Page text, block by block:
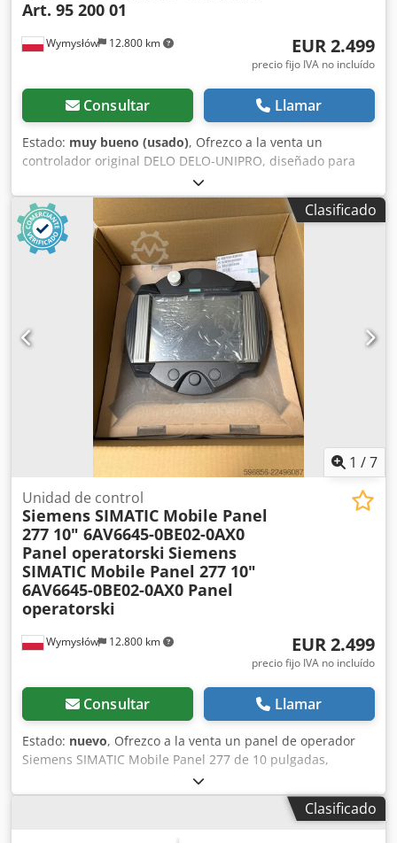
Wymysłów 12.800 km
Art. 95 200 01
EUR 2.499
precio fijo IVA no incluído
Consultar Llamar
Estado: muy bueno (usado), Ofrezco a la venta un
controlador original DELO DELO-UNIPRO, diseñado para
sistemas industriales de dosificación y curado de
adhesivos. El dispositivo está en perfecto estado de
funcionamiento: se enciende correctamente, la pantalla
funciona y el menú es legible y completamente funcional
(como se puede ver en las fotos). Dodpezrv Hzofx Adzsck El
estado estético es muy bueno, con pequeñas señales de
uso normal. Datos técnicos: • Fabricante: DELO • Modelo:
DELO-UNIPRO • Número de catálogo: 95 200 01 • Número
de serie: 1501 UNI 648 • Alimentación: 100–240 V CA •
Frecuencia: 50–60 Hz • Consumo de energía: 40 W •
Interfaces: RS232, CAN, USB, Ethernet, entrada/salida,
pedal y 4 canales (CH1–CH4) Incluido: • Controlador DELO
DELO-UNIPRO Se vende exactamente el artículo que se
muestra en las fotos.
Clasificado
1 /7
Wymysłów 12.800 km
Unidad de control
Siemens SIMATIC Mobile Panel
277 10" 6AV6645-0BE02-0AX0
Panel operatorski Siemens
SIMATIC Mobile Panel 277 10"
6AV6645-0BE02-0AX0 Panel
operatorski
EUR 2.499
precio fijo IVA no incluído
Consultar Llamar
Estado: nuevo, Ofrezco a la venta un panel de operador
Siemens SIMATIC Mobile Panel 277 de 10 pulgadas,
original, con el número de catálogo 6AV6645-0BE02-0AX0.
El dispositivo es nuevo, sin usar, proviene de los
excedentes del almacén y se encuentra en su embalaje
Clasificado